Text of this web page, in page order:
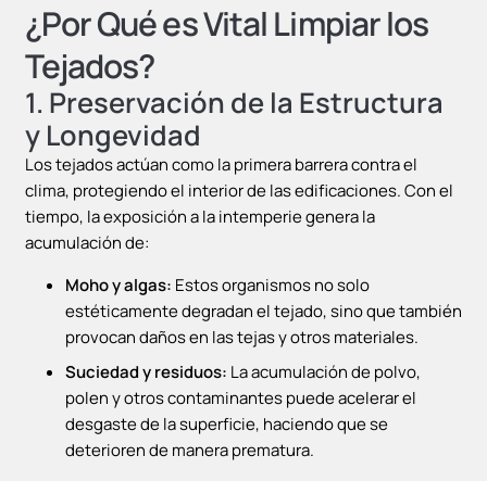
¿Por Qué es Vital Limpiar los
Tejados?
1. Preservación de la Estructura
y Longevidad
Los tejados actúan como la primera barrera contra el
clima, protegiendo el interior de las edificaciones. Con el
tiempo, la exposición a la intemperie genera la
acumulación de:
Moho y algas: Estos organismos no solo
estéticamente degradan el tejado, sino que también
provocan daños en las tejas y otros materiales.
Suciedad y residuos: La acumulación de polvo,
polen y otros contaminantes puede acelerar el
desgaste de la superficie, haciendo que se
deterioren de manera prematura.